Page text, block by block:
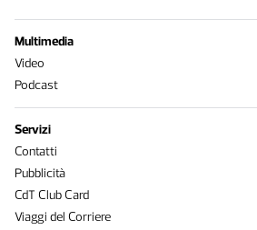
Multimedia
Video
Podcast
Servizi
Contatti
Pubblicità
CdT Club Card
Viaggi del Corriere